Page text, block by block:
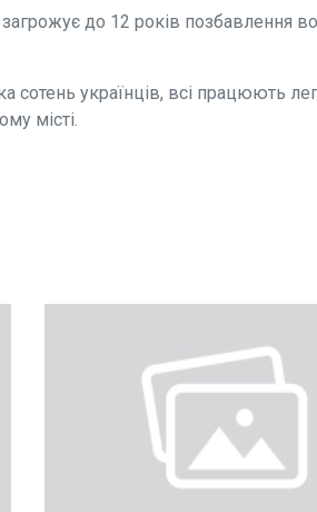
до 12 років позбавлення
сотень українців, всі працюють
місті.